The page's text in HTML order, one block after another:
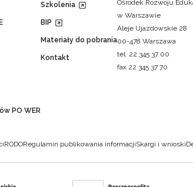
PO WER
Szkolenia
BIP
Materiały do pobrania
Kontakt
Ośrodek Rozwoju
w Warszawie
Aleje Ujazdowskie 28
00-478 Warszawa
tel. 22 345 37 00
fax 22 345 37 70
RODORegulamin publikowania informacjiSkargi i wnioski